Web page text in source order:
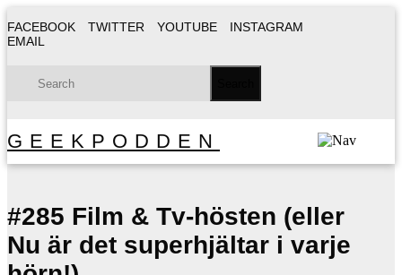
FACEBOOK TWITTER YOUTUBE
INSTAGRAM
EMAIL
GEEKPODDEN
#285 Film & Tv-hösten (eller
Nu är det superhjältar i varje